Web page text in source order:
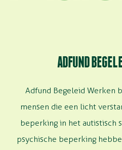
ADFUND
Adfund Begeleid Werken
mensen die een licht
beperking in het autistisch
psychische beperking